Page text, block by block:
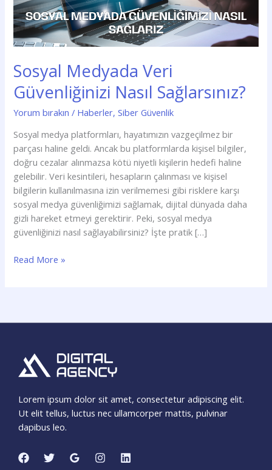
Sosyal Medyada Veri
Güvenliğinizi Nasıl Sağlarsınız?
Yorum bırakın / Haberler,Siber Güvenlik
Sosyal medya platformları, hayatımızın vazgeçilmez bir
parçası haline geldi. Ancak bu platformlarda kişisel bilgiler,
doğru cezalar alınmazsa kötü niyetli kişilerin hedefi haline
gelebilir. Veri kesintileri, hesapların çalınması ve kişisel
bilgilerin kullanılmasına izin verilmemesi gibi risklere karşı
sosyal medya güvenliğimizi sağlamak, dijital dünyada daha
gizli hareket etmeyi gerektirir. Peki, sosyal medya
güvenliğinizi nasıl sağlayabilirsiniz? İşte pratik […]
Read More »
Lorem ipsum dolor sit amet, consectetur adipiscing elit.
Ut elit tellus, luctus nec ullamcorper mattis, pulvinar
dapibus leo.